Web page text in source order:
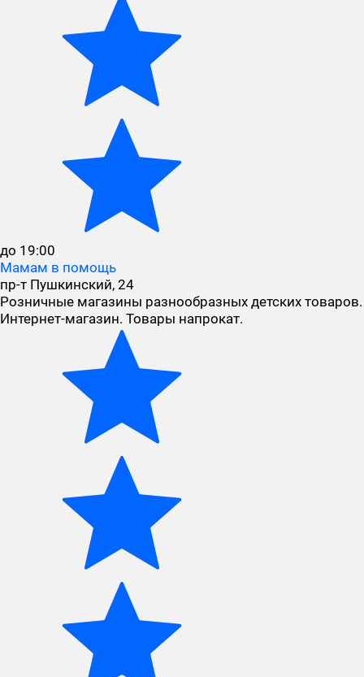
до 19:00
Мамам в помощь
пр-т Пушкинский, 24
Розничные магазины разнообразных детских товаров.
Интернет-магазин. Товары напрокат.